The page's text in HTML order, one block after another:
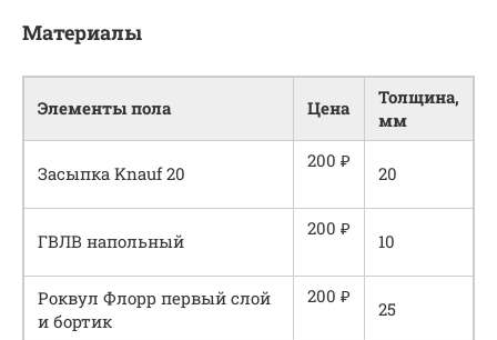
Материалы
Элементы пола Цена
Толщина,
мм
Засыпка Knauf 20
200 ₽
20
ГВЛВ напольный
200 ₽
10
Роквул Флорр первый слой
и бортик
200 ₽
25